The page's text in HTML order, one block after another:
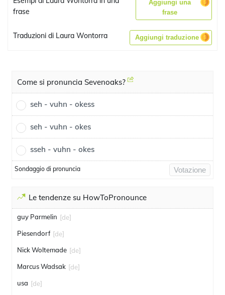
frase
Aggiungi una
frase
Traduzioni di Laura Wontorra Aggiungi traduzione
Come si pronuncia Sevenoaks?
seh - vuhn - okess
seh - vuhn - okes
sseh - vuhn - okes
Sondaggio di pronuncia Votazione
Le tendenze su HowToPronounce
guy Parmelin [de]
Piesendorf [de]
Nick Woltemade [de]
Marcus Wadsak [de]
usa [de]